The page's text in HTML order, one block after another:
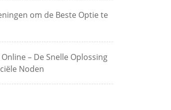
om de Beste Optie te
– De Snelle Oplossing
Noden